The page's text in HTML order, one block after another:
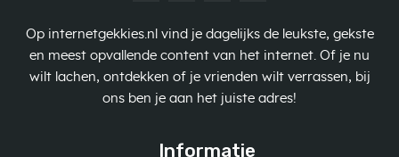
Op internetgekkies.nl vind je dagelijks de leukste, gekste
en meest opvallende content van het internet. Of je nu
wilt lachen, ontdekken of je vrienden wilt verrassen, bij
ons ben je aan het juiste adres!
Informatie